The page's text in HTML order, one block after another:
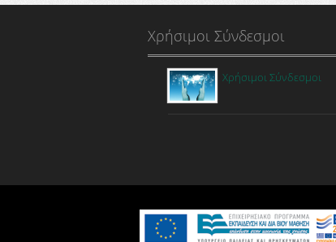
Χρήσιμοι Σύνδεσμοι
Χρήσιμοι Σύνδεσμοι